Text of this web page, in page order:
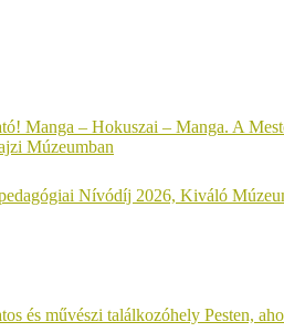
Manga – Hokuszai – Manga. A
Múzeumban
Nívódíj 2026, Kiváló
és művészi találkozóhely Pesten,